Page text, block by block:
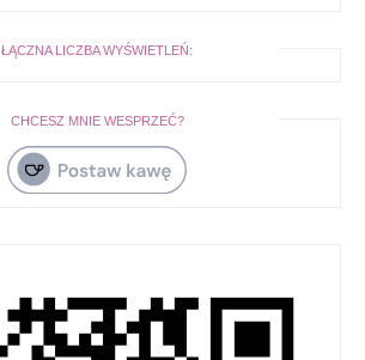
ŁĄCZNA LICZBA WYŚWIETLEŃ:
CHCESZ MNIE WESPRZEĆ?